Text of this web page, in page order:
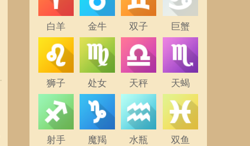
白羊 金牛 双子 巨蟹
狮子 处女 天秤 天蝎
射手 魔羯 水瓶 双鱼